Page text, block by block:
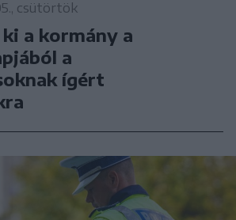
csütörtök
a kormány a
a
ígért